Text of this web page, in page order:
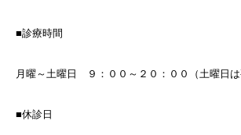
■診療時間
月曜～土曜日 ９：００～２０：００（土曜日は
■休診日